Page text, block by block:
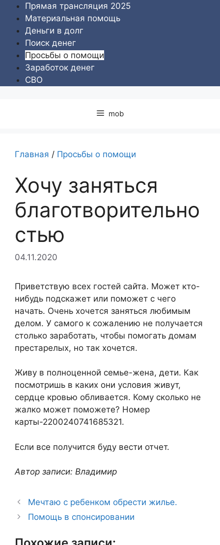
Перейти
содержимому
Прямая трансляция 2025
Материальная помощь
Деньги в долг
Поиск денег
Просьбы о помощи
Заработок денег
СВО
mob
Главная / Просьбы о помощи
Хочу заняться
благотворительно
стью
04.11.2020
Приветствую всех гостей сайта. Может кто-
нибудь подскажет или поможет с чего
начать. Очень хочется заняться любимым
делом. У самого к сожалению не получается
столько заработать, чтобы помогать домам
престарелых, но так хочется.
Живу в полноценной семье-жена, дети. Как
посмотришь в каких они условия живут,
сердце кровью обливается. Кому сколько не
жалко может поможете? Номер
карты-2200240741685321.
Если все получится буду вести отчет.
Автор записи: Владимир
Мечтаю с ребенком обрести жилье.
Помощь в спонсировании